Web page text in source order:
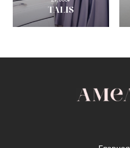
TALIS